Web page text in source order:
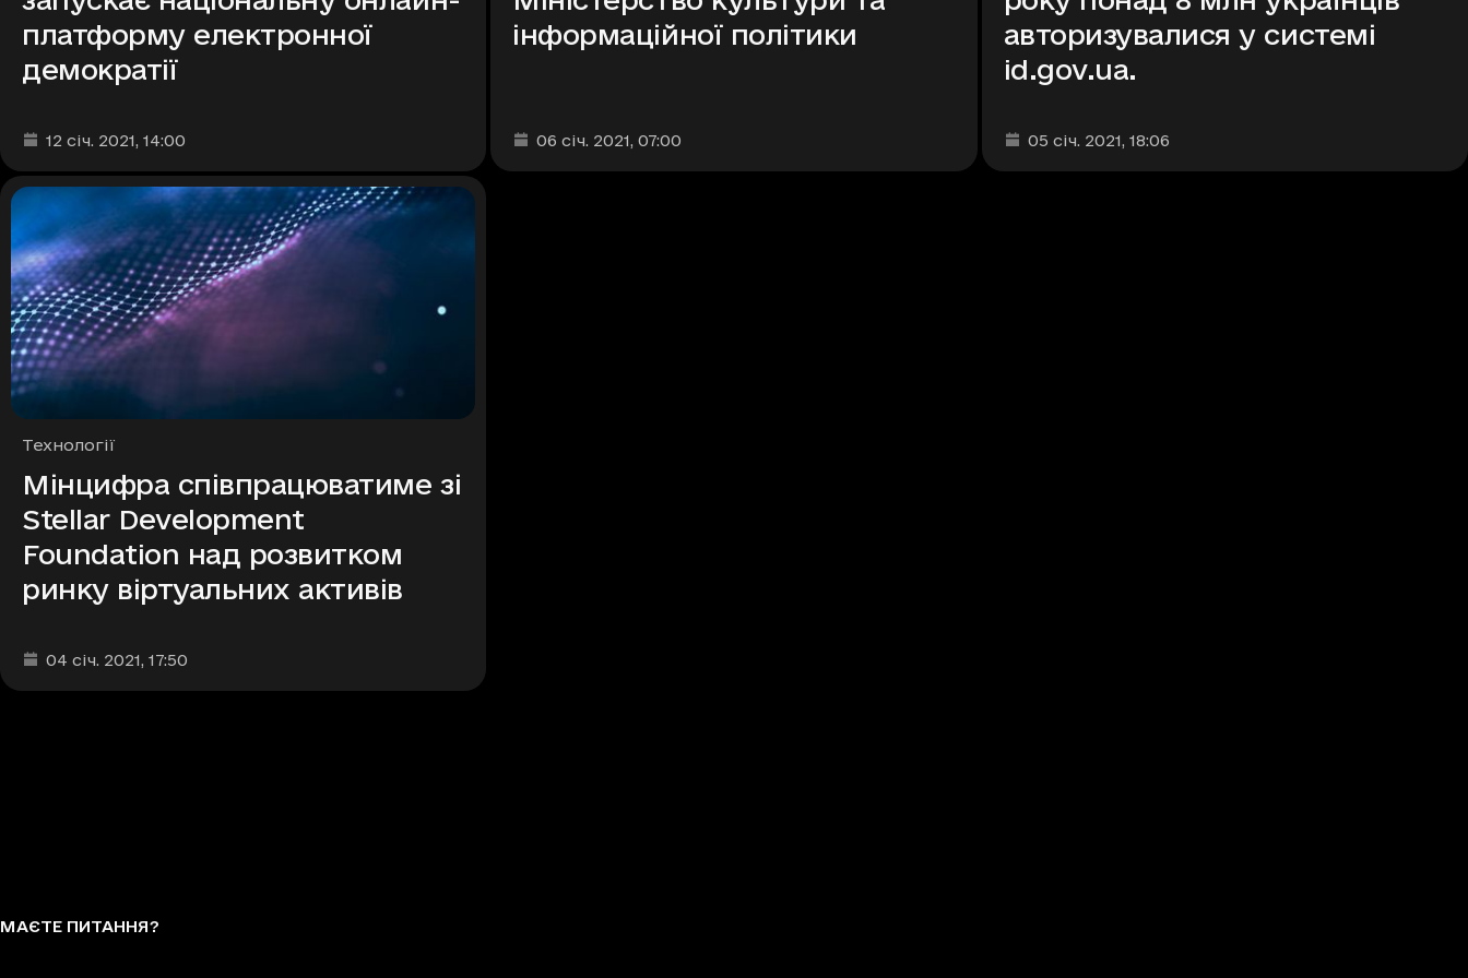
платформу електронної
демократії
Дата та час публікації
12 січ. 2021, 14:00
інформаційної політики
Дата та час публікації
06 січ. 2021, 07:00
авторизувалися у системі
id.gov.ua.
Дата та час публікації
05 січ. 2021, 18:06
Рубрики
Технології
Мінцифра співпрацюватиме зі
Stellar Development
Foundation над розвитком
ринку віртуальних активів
Дата та час публікації
04 січ. 2021, 17:50
МАЄТЕ ПИТАННЯ?